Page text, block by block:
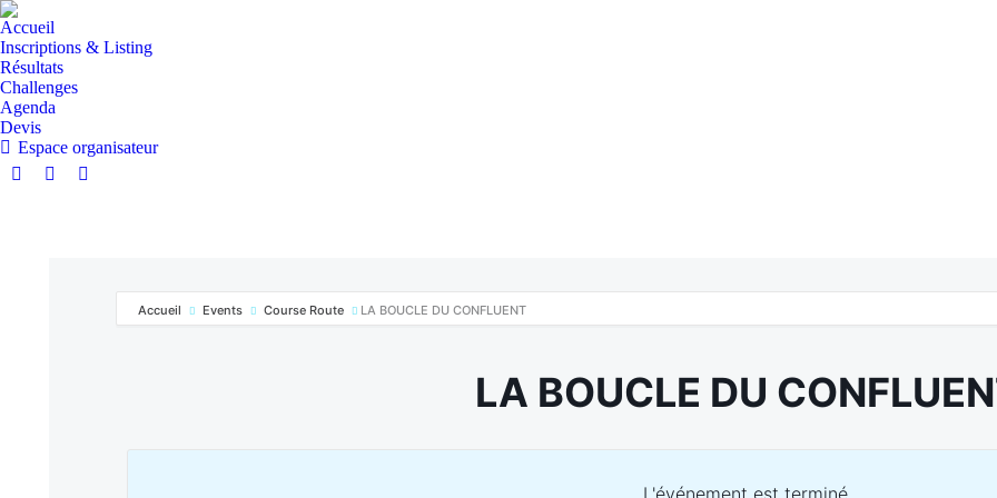
Accueil
Inscriptions & Listing
Résultats
Challenges
Agenda
Devis
Espace organisateur
Accueil Events Course Route LA BOUCLE DU CONFLUENT
LA BOUCLE DU
L'événement est terminé.